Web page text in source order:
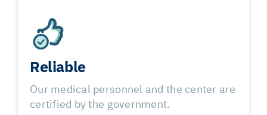
Reliable
Our medical personnel and the center are
certified by the government.